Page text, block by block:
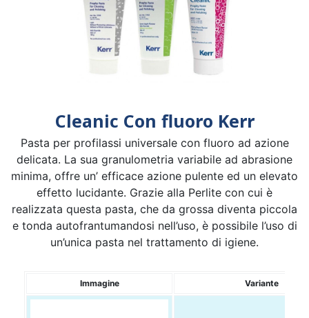
Cleanic Con fluoro Kerr
Pasta per profilassi universale con fluoro ad azione
delicata. La sua granulometria variabile ad abrasione
minima, offre un’ efficace azione pulente ed un elevato
effetto lucidante. Grazie alla Perlite con cui è
realizzata questa pasta, che da grossa diventa piccola
e tonda autofrantumandosi nell’uso, è possibile l’uso di
un’unica pasta nel trattamento di igiene.
Immagine Variante